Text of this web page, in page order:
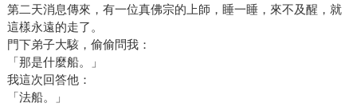
第二天消息傳來，有一位真佛宗的上師，睡一睡，來不及醒，就
這樣永遠的走了。
門下弟子大駭，偷偷問我：
「那是什麼船。」
我這次回答他：
「法船。」